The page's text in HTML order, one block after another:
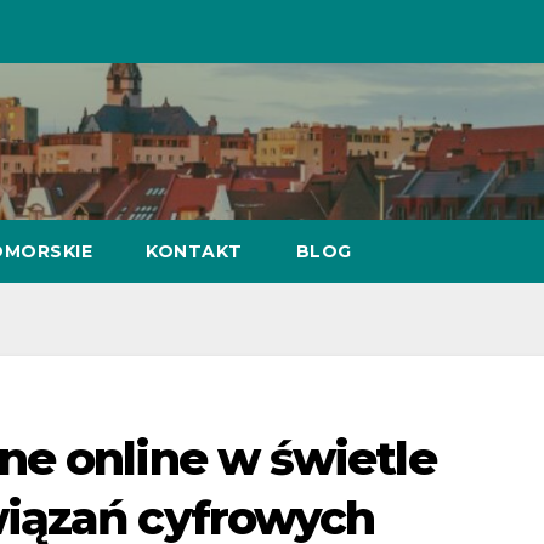
KONTAKT BLOG
online w świetle
cyfrowych